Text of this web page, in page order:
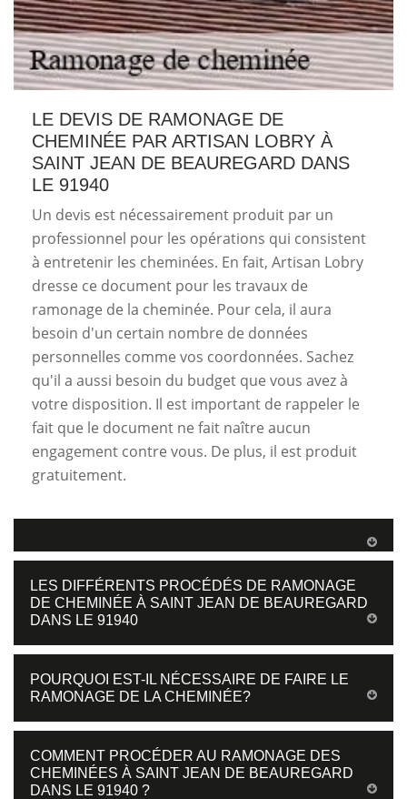
LE DEVIS DE RAMONAGE DE
CHEMINÉE PAR ARTISAN LOBRY À
SAINT JEAN DE BEAUREGARD DANS
LE 91940
Un devis est nécessairement produit par un
professionnel pour les opérations qui consistent
à entretenir les cheminées. En fait, Artisan Lobry
dresse ce document pour les travaux de
ramonage de la cheminée. Pour cela, il aura
besoin d'un certain nombre de données
personnelles comme vos coordonnées. Sachez
qu'il a aussi besoin du budget que vous avez à
votre disposition. Il est important de rappeler le
fait que le document ne fait naître aucun
engagement contre vous. De plus, il est produit
gratuitement.
LES DIFFÉRENTS PROCÉDÉS DE RAMONAGE
DE CHEMINÉE À SAINT JEAN DE BEAUREGARD
DANS LE 91940
POURQUOI EST-IL NÉCESSAIRE DE FAIRE LE
RAMONAGE DE LA CHEMINÉE?
COMMENT PROCÉDER AU RAMONAGE DES
CHEMINÉES À SAINT JEAN DE BEAUREGARD
DANS LE 91940 ?